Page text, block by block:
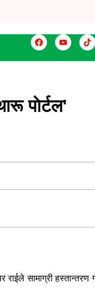
पाेर्टल'
राईले सामाग्री हस्तान्तरण